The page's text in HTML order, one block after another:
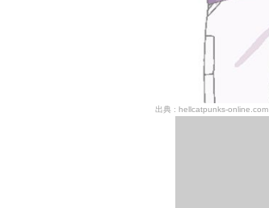
hellcatpunks-online.com